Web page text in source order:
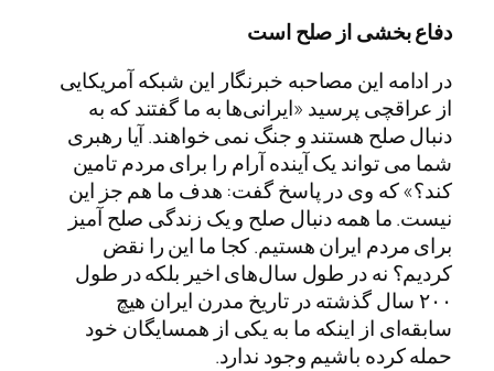
دفاع بخشی از صلح است
در ادامه این مصاحبه خبرنگار این شبکه آمریکایی
از عراقچی پرسید «ایرانی‌ها به ما گفتند که به
دنبال صلح هستند و جنگ نمی خواهند. آیا رهبری
شما می تواند یک آینده آرام را برای مردم تامین
کند؟» که وی در پاسخ گفت: هدف ما هم جز این
نیست. ما همه دنبال صلح و یک زندگی صلح آمیز
برای مردم ایران هستیم. کجا ما این را نقض
کردیم؟ نه در طول سال‌های اخیر بلکه در طول
۲۰۰ سال گذشته در تاریخ مدرن ایران هیچ
سابقه‌ای از اینکه ما به یکی از همسایگان خود
حمله کرده باشیم وجود ندارد.